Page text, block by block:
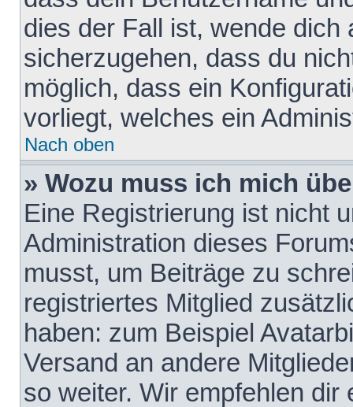
dies der Fall ist, wende dich
sicherzugehen, dass du
möglich, dass ein
vorliegt, welches ein
Nach oben
» Wozu muss ich mich
Eine Registrierung ist nicht
Administration dieses
musst, um Beiträge zu
registriertes Mitglied
haben: zum Beispiel
Versand an andere
so weiter. Wir empfehlen